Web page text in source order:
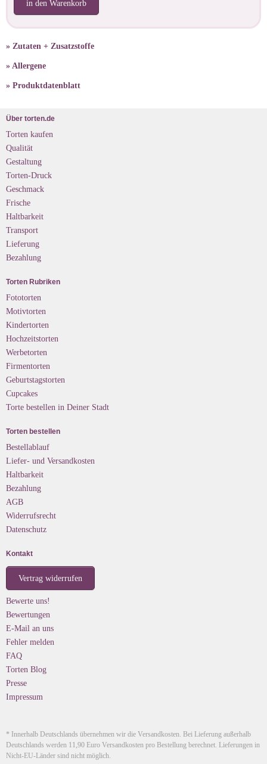
in den Warenkorb
» Zutaten + Zusatzstoffe
» Allergene
» Produktdatenblatt
Über torten.de
Torten kaufen
Qualität
Gestaltung
Torten-Druck
Geschmack
Frische
Haltbarkeit
Transport
Lieferung
Bezahlung
Torten Rubriken
Fototorten
Motivtorten
Kindertorten
Hochzeitstorten
Werbetorten
Firmentorten
Geburtstagstorten
Cupcakes
Torte bestellen in Deiner Stadt
Torten bestellen
Bestellablauf
Liefer- und Versandkosten
Haltbarkeit
Bezahlung
AGB
Widerrufsrecht
Datenschutz
Kontakt
Vertrag widerrufen
Bewerte uns!
Bewertungen
E-Mail an uns
Fehler melden
FAQ
Torten Blog
Presse
Impressum
* Innerhalb Deutschlands übernehmen wir die Versandkosten. Bei Lieferung außerhalb
Deutschlands werden 11,90 Euro Versandkosten pro Bestellung berechnet. Lieferungen in
Nicht-EU-Länder sind nicht möglich.